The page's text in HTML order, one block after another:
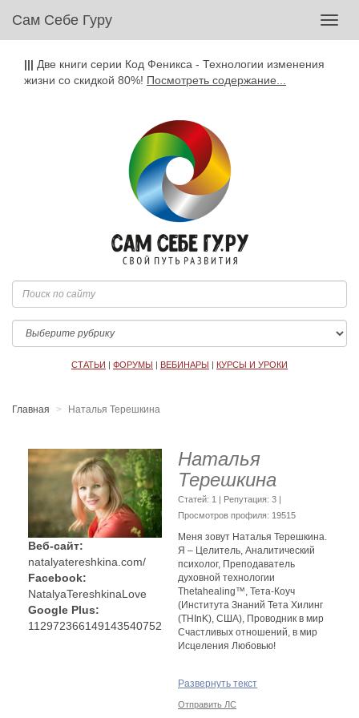
Сам Себе Гуру
||| Две книги серии Код Феникса - Технологии изменения
жизни со скидкой 80%! Посмотреть содержание...
СТАТЬИ | ФОРУМЫ | ВЕБИНАРЫ | КУРСЫ И УРОКИ
Главная Наталья Терешкина
Веб-сайт:
natalyatereshkina.com/
Facebook:
NatalyaTereshkinaLove
Google Plus:
112972366149143540752
Наталья
Терешкина
Cтатей: 1 | Репутация: 3 |
Просмотров профиля: 19515
Меня зовут Наталья Терешкина.
Я – Целитель, Аналитический
психолог, Преподаватель
духовной технологии
Thetahealing™, Тета-Коуч
(Института Знаний Тета Хилинг
(THInK), США), Проводник в мир
Счастливых отношений, в мир
Исцеления Любовью!
многодетной семье: мама, папа,
бабушка и шестеро детей, я
Развернуть текст
Отправить ЛС